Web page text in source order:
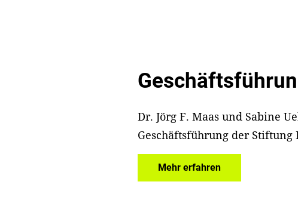
Dr. Jörg F. Maas und Sabine
Geschäftsführung der Stiftung
Mehr erfahren